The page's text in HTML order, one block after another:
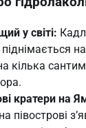
у світі:
піднімається
кілька
кратери на
півострові